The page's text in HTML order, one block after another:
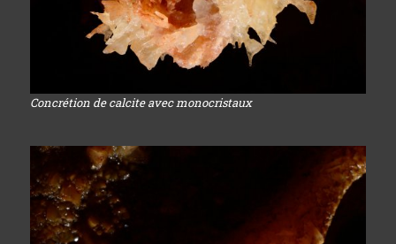
Concrétion de calcite avec monocristaux